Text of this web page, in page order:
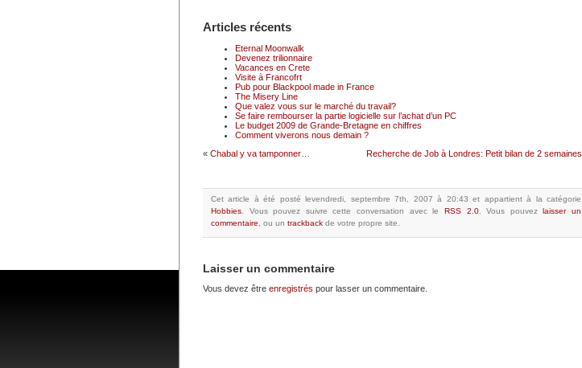
Articles récents
Eternal Moonwalk
Devenez trilionnaire
Vacances en Crete
Visite à Francofrt
Pub pour Blackpool made in France
The Misery Line
Que valez vous sur le marché du travail?
Se faire rembourser la partie logicielle sur l’achat d’un PC
Le budget 2009 de Grande-Bretagne en chiffres
Comment viverons nous demain ?
« Chabal y va tamponner… Recherche de Job à Londres: Petit bilan de 2 semaines
Cet article à été posté levendredi, septembre 7th, 2007 à 20:43et appartient à la catégorie
Hobbies
Vous pouvez suivre cette conversation avec le RSS 2.0.Vous pouvezlaisser un
commentaire , ou un trackback de votre propre site.
Laisser un commentaire
Vous devez être enregistrés pour lasser un commentaire.